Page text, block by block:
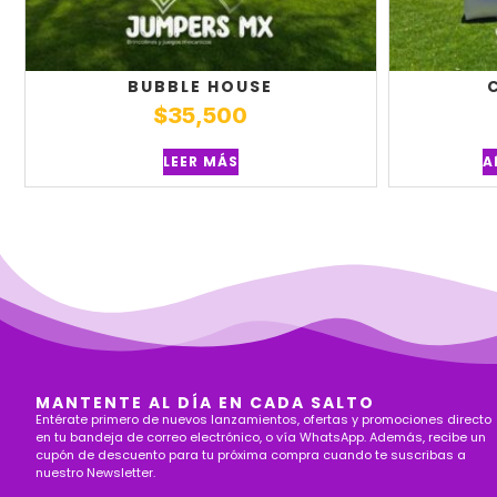
BUBBLE HOUSE
$35,500
LEER MÁS
MANTENTE AL DÍA EN CADA SALTO
Entérate primero de nuevos lanzamientos, ofertas y promociones directo
en tu bandeja de correo electrónico, o vía WhatsApp. Además, recibe un
cupón de descuento para tu próxima compra cuando te suscribas a
nuestro Newsletter.